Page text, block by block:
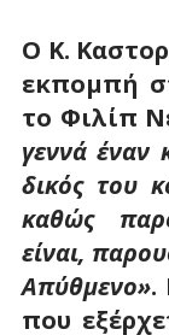
Ο Κ.
εκπομπή
το Φιλίπ
γεννά έναν
δικός του
καθώς
είναι,
Απύθμενο».
που